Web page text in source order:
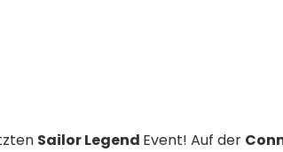
Sailor Legend Event! Auf der